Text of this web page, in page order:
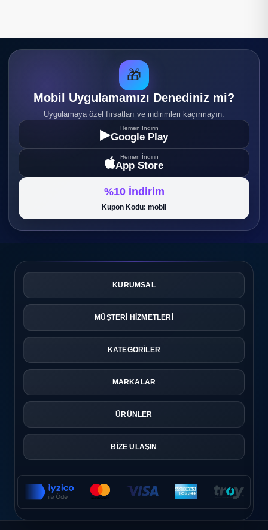
🎁
Mobil Uygulamamızı Denediniz mi?
Uygulamaya özel fırsatları ve indirimleri kaçırmayın.
▶ Hemen İndirin
Google Play
Hemen İndirin
App Store
%10 İndirim
Kupon Kodu: mobil
KURUMSAL
MÜŞTERİ HİZMETLERİ
KATEGORİLER
MARKALAR
ÜRÜNLER
BİZE ULAŞIN